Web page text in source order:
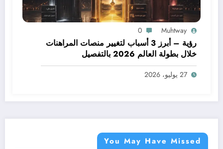
Muhtway
0
رؤية – أبرز 3 أسباب لتغيير منصات المراهنات
خلال بطولة العالم 2026 بالتفصيل
27 يوليو، 2026
You May Have Missed